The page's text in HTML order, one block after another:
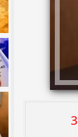
فى 3988